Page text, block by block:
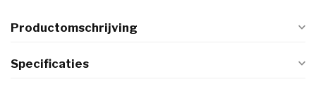
Productomschrijving
Specificaties